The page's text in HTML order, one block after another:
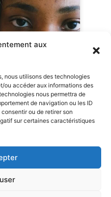
aux
nous utilisons des technologies
ou accéder aux informations des
nous permettra de
de navigation ou les ID
ou de retirer son
sur certaines caractéristiques